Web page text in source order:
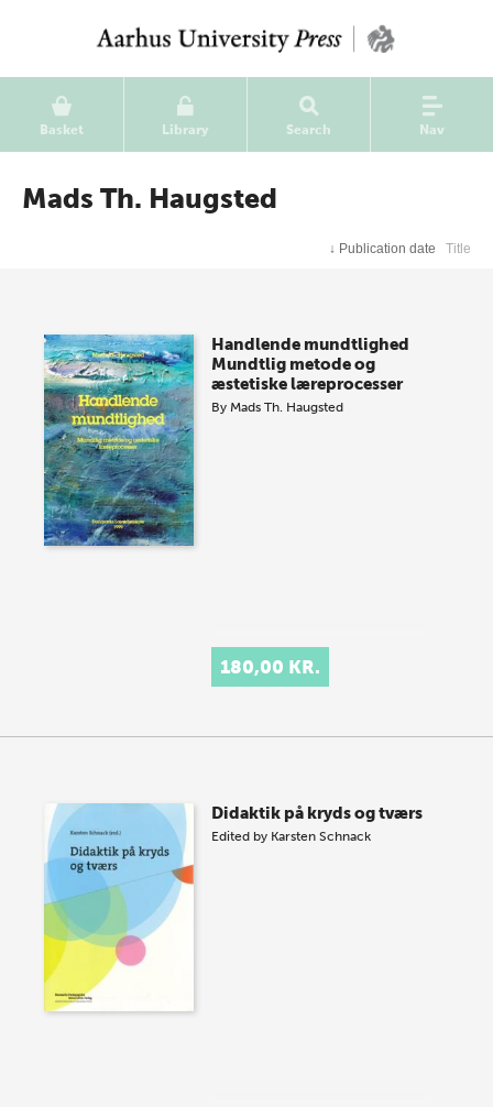
Basket Library Search Nav
Mads Th. Haugsted
↓ Publication date Title
Handlende mundtlighed
Mundtlig metode og
æstetiske læreprocesser
By Mads Th. Haugsted
180,00 KR.
Didaktik på kryds og tværs
Edited by Karsten Schnack